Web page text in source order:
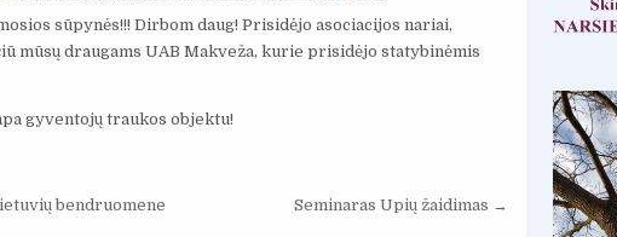
sūpynės!!! Dirbom daug! Prisidėjo asociacijos nariai,
mūsų draugams UAB Makveža, kurie prisidėjo statybinėmis
gyventojų traukos objektu!
Seminaras Upių žaidimas →
bendruomene